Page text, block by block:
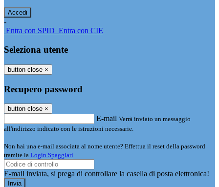
-
Entra con SPID Entra con CIE
Seleziona utente
button close ×
Recupero password
button close ×
E-mail Verrà inviato un messaggio
all'indirizzo indicato con le istruzioni necessarie.
Non hai una e-mail associata al nome utente? Effettua il reset della password
tramite la Login Spaggiari
E-mail inviata, si prega di controllare la casella di posta elettronica!